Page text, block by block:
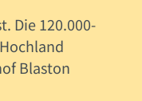
Die 120.000-
Blaston